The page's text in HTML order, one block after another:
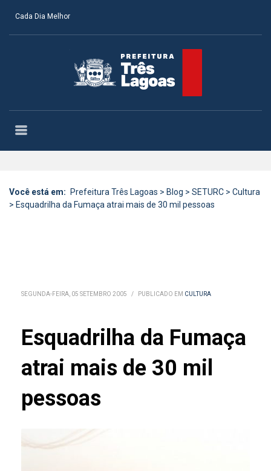
Cada Dia Melhor
Você está em: Prefeitura Três Lagoas > Blog > SETURC > Cultura
> Esquadrilha da Fumaça atrai mais de 30 mil pessoas
SEGUNDA-FEIRA, 05 SETEMBRO 2005 / PUBLICADO EM CULTURA
Esquadrilha da Fumaça
atrai mais de 30 mil
pessoas